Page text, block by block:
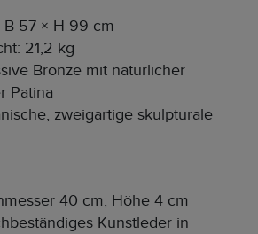
B 57 × H 99 cm
21,2 kg
Bronze mit natürlicher
Patina
zweigartige skulpturale
40 cm, Höhe 4 cm
Kunstleder in